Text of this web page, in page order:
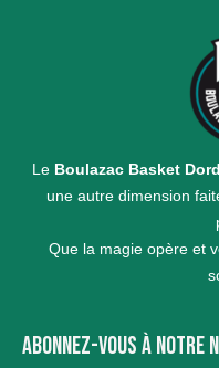
Le Boulazac Basket
une autre dimension
Que la magie opère et
ABONNEZ-VOUS À NOTRE